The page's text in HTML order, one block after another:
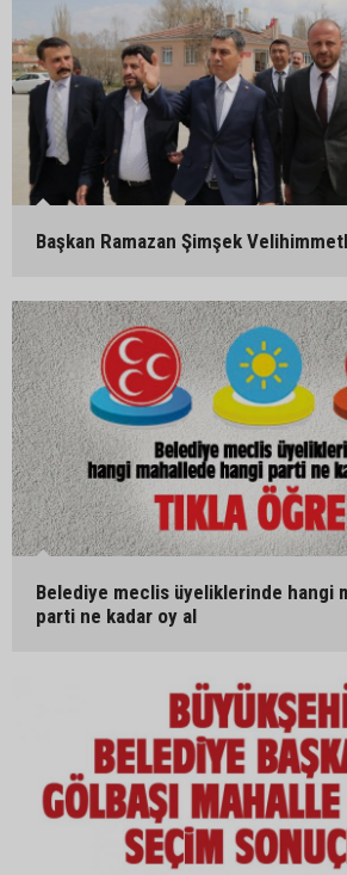
Başkan Ramazan Şimşek
Belediye meclis üyeliklerinde hangi
parti ne kadar oy al